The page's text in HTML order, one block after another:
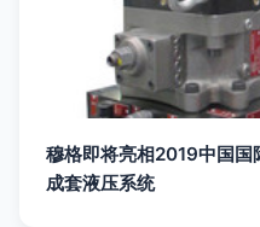
穆格即将亮相2019中国国
成套液压系统